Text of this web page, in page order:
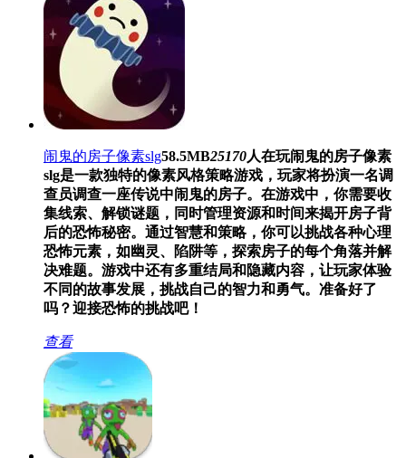
闹鬼的房子像素slg58.5MB25170人在玩闹鬼的房子像素
slg是一款独特的像素风格策略游戏，玩家将扮演一名调
查员调查一座传说中闹鬼的房子。在游戏中，你需要收
集线索、解锁谜题，同时管理资源和时间来揭开房子背
后的恐怖秘密。通过智慧和策略，你可以挑战各种心理
恐怖元素，如幽灵、陷阱等，探索房子的每个角落并解
决难题。游戏中还有多重结局和隐藏内容，让玩家体验
不同的故事发展，挑战自己的智力和勇气。准备好了
吗？迎接恐怖的挑战吧！
查看